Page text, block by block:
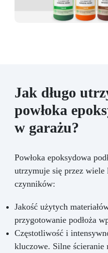
Jak długo
powłoka
w garażu?
Powłoka epoksydowa
utrzymuje się przez wiele
czynników:
Jakość użytych
przygotowanie podłoża
Częstotliwość i
kluczowe. Silne ścieranie